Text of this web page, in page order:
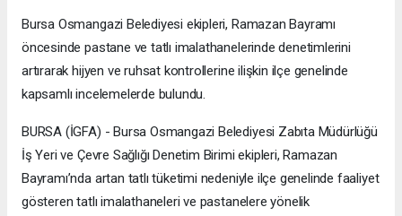
Bursa Osmangazi Belediyesi ekipleri, Ramazan Bayramı
öncesinde pastane ve tatlı imalathanelerinde denetimlerini
artırarak hijyen ve ruhsat kontrollerine ilişkin ilçe genelinde
kapsamlı incelemelerde bulundu.
BURSA (İGFA) - Bursa Osmangazi Belediyesi Zabıta Müdürlüğü
İş Yeri ve Çevre Sağlığı Denetim Birimi ekipleri, Ramazan
Bayramı’nda artan tatlı tüketimi nedeniyle ilçe genelinde faaliyet
gösteren tatlı imalathaneleri ve pastanelere yönelik